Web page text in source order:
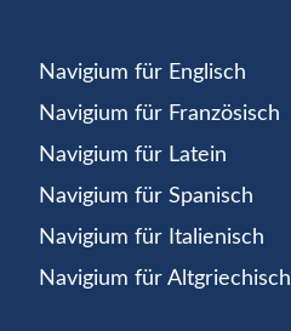
Navigium für Englisch
Navigium für Französisch
Navigium für Latein
Navigium für Spanisch
Navigium für Italienisch
Navigium für Altgriechisch